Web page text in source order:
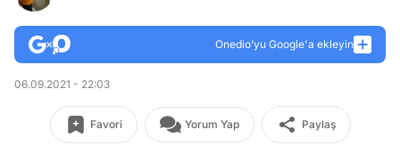
Onedio’yu Google'a ekleyin
06.09.2021 - 22:03
Favori Yorum Yap Paylaş